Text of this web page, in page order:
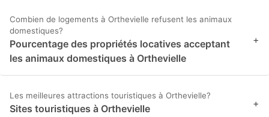
Combien de logements à Orthevielle refusent les animaux
domestiques?
Pourcentage des propriétés locatives acceptant
les animaux domestiques à Orthevielle
+
Les meilleures attractions touristiques à Orthevielle?
Sites touristiques à Orthevielle +